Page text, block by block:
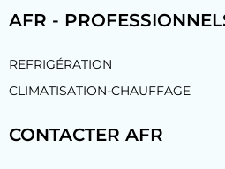
AFR -
REFRIGÉRATION
CLIMATISATION-CHAUFFAGE
CONTACTER AFR